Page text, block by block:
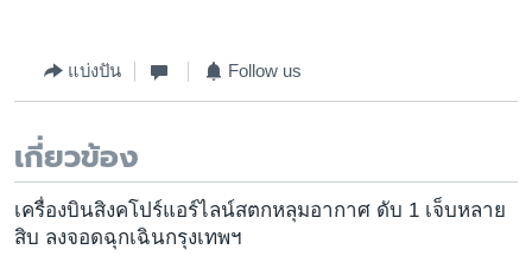
แบ่งปัน Follow us
เกี่ยวข้อง
เครื่องบินสิงคโปร์แอร์ไลน์สตกหลุมอากาศ ดับ 1 เจ็บหลาย
สิบ ลงจอดฉุกเฉินกรุงเทพฯ